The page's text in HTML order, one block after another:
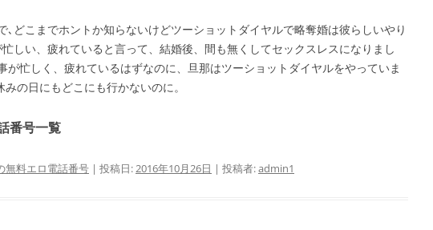
､どこまでホントか知らないけどツーショットダイヤルで略奪婚は彼らしいやり
しい、疲れていると言って、結婚後、間も無くしてセックスレスになりまし
が忙しく、疲れているはずなのに、旦那はツーショットダイヤルをやっていま
の日にもどこにも行かないのに。
番号一覧
無料エロ電話番号 | 投稿日:2016年10月26日 | 投稿者:admin1